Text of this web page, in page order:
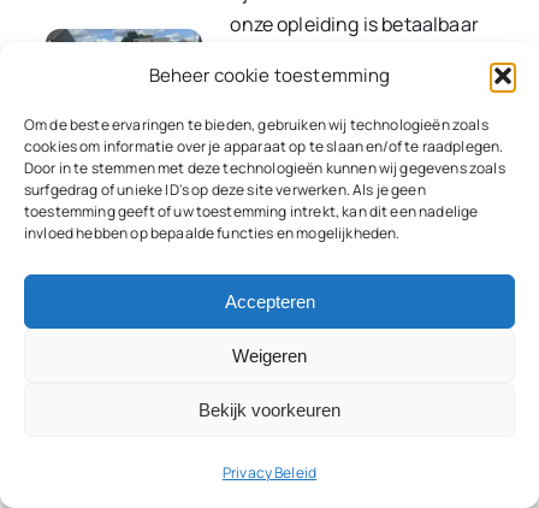
Beheer cookie toestemming
Om de beste ervaringen te bieden, gebruiken wij technologieën zoals
cookies om informatie over je apparaat op te slaan en/of te raadplegen.
Door in te stemmen met deze technologieën kunnen wij gegevens zoals
surfgedrag of unieke ID's op deze site verwerken. Als je geen
toestemming geeft of uw toestemming intrekt, kan dit een nadelige
invloed hebben op bepaalde functies en mogelijkheden.
Accepteren
Weigeren
Bekijk voorkeuren
Privacy Beleid
Begeleiding
op maat
Hoogste
onze opleiding is betaalbaar
en toegankelijk. Als je op zoek
bent naar een betrouwbare
opleider voor de opleiding tot
rijinstructeur in Amsterdam,
ben je bij ons aan het juiste
adres. Meld je vandaag nog
ontdek de mogelijkheden!
aandacht